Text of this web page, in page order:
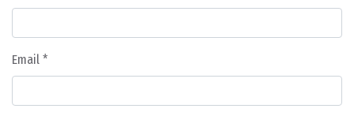
Email *